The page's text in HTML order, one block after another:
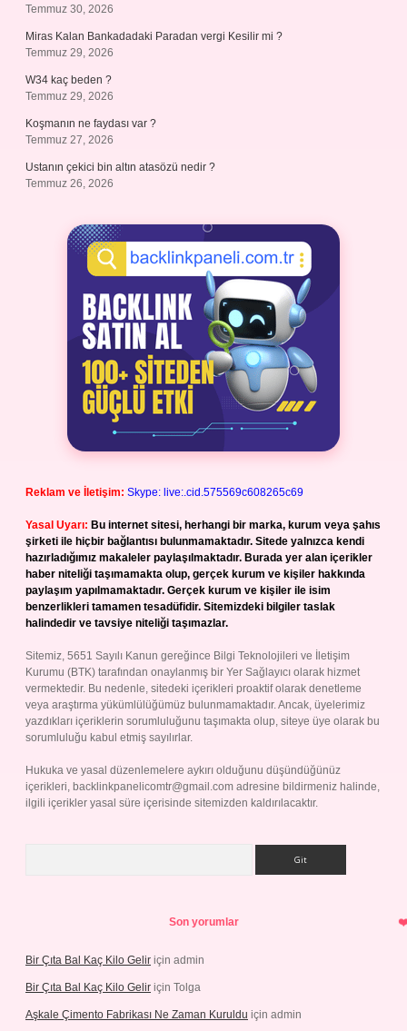
Temmuz 30, 2026
Miras Kalan Bankadadaki Paradan vergi Kesilir mi ?
Temmuz 29, 2026
W34 kaç beden ?
Temmuz 29, 2026
Koşmanın ne faydası var ?
Temmuz 27, 2026
Ustanın çekici bin altın atasözü nedir ?
Temmuz 26, 2026
Reklam ve İletişim: Skype: live:.cid.575569c608265c69
Yasal Uyarı: Bu internet sitesi, herhangi bir marka, kurum veya şahıs
şirketi ile hiçbir bağlantısı bulunmamaktadır. Sitede yalnızca kendi
hazırladığımız makaleler paylaşılmaktadır. Burada yer alan içerikler
haber niteliği taşımamakta olup, gerçek kurum ve kişiler hakkında
paylaşım yapılmamaktadır. Gerçek kurum ve kişiler ile isim
benzerlikleri tamamen tesadüfidir. Sitemizdeki bilgiler taslak
halindedir ve tavsiye niteliği taşımazlar.
Sitemiz, 5651 Sayılı Kanun gereğince Bilgi Teknolojileri ve İletişim
Kurumu (BTK) tarafından onaylanmış bir Yer Sağlayıcı olarak hizmet
vermektedir. Bu nedenle, sitedeki içerikleri proaktif olarak denetleme
veya araştırma yükümlülüğümüz bulunmamaktadır. Ancak, üyelerimiz
yazdıkları içeriklerin sorumluluğunu taşımakta olup, siteye üye olarak bu
sorumluluğu kabul etmiş sayılırlar.
Hukuka ve yasal düzenlemelere aykırı olduğunu düşündüğünüz
içerikleri, backlinkpanelicomtr@gmail.com adresine bildirmeniz halinde,
ilgili içerikler yasal süre içerisinde sitemizden kaldırılacaktır.
Son yorumlar
Bir Çıta Bal Kaç Kilo Gelir için admin
Bir Çıta Bal Kaç Kilo Gelir için Tolga
Aşkale Çimento Fabrikası Ne Zaman Kuruldu için admin